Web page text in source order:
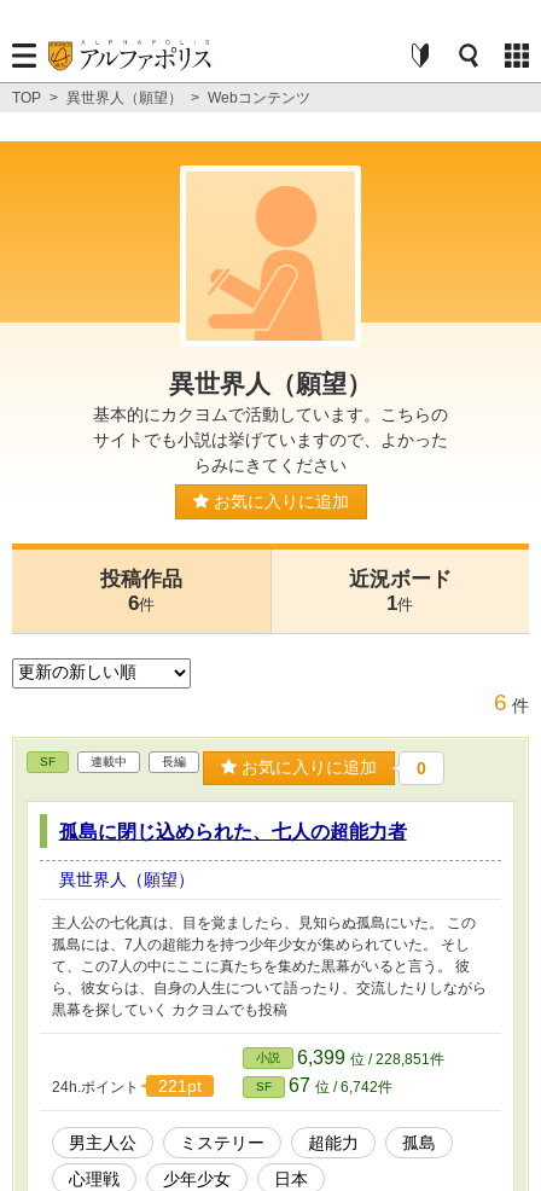
TOP > 異世界人（願望） > Webコンテンツ
異世界人（願望）
基本的にカクヨムで活動しています。こちらの
サイトでも小説は挙げていますので、よかった
らみにきてください
お気に入りに追加
投稿作品
6件
近況ボード
1件
6 件
SF 連載中 長編 お気に入りに追加 0
孤島に閉じ込められた、七人の超能力者
異世界人（願望）
主人公の七化真は、目を覚ましたら、見知らぬ孤島にいた。 この
孤島には、7人の超能力を持つ少年少女が集められていた。 そし
て、この7人の中にここに真たちを集めた黒幕がいると言う。 彼
ら、彼女らは、自身の人生について語ったり、交流したりしながら
黒幕を探していく カクヨムでも投稿
24h.ポイント 221pt
小説 6,399 位 / 228,851件
SF 67 位 / 6,742件
男主人公 ミステリー 超能力
孤島
心理戦
少年少女
日本